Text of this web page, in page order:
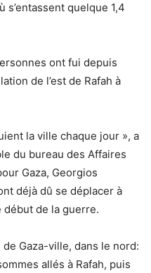
quelque 1,4
ont fui depuis
de l’est de Rafah à
la ville chaque jour », a
du bureau des Affaires
Gaza, Georgios
déjà dû se déplacer à
de la guerre.
Gaza-ville, dans le nord:
allés à Rafah, puis